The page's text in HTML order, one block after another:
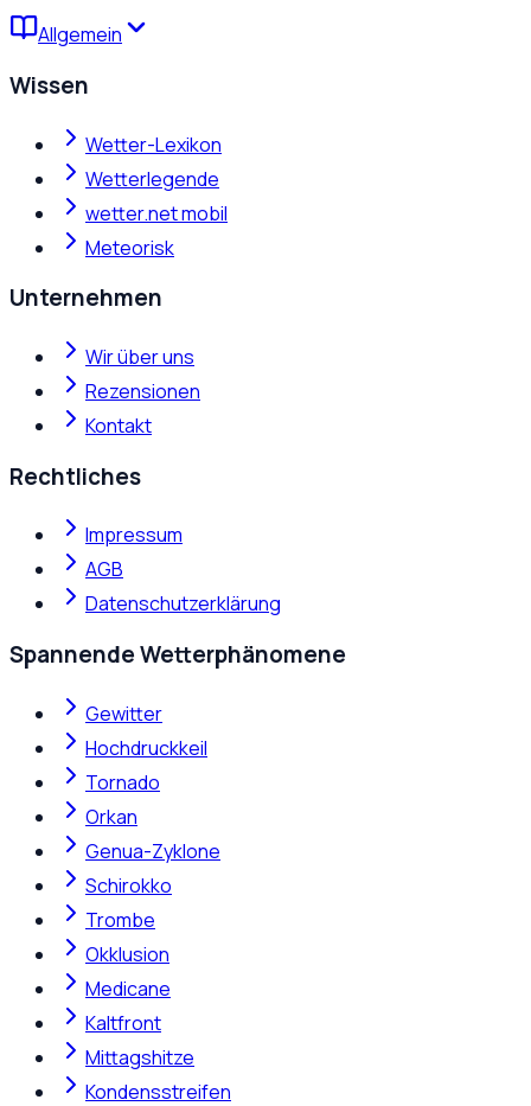
Allgemein
Wissen
Wetter-Lexikon
Wetterlegende
wetter.net mobil
Meteorisk
Unternehmen
Wir über uns
Rezensionen
Kontakt
Rechtliches
Impressum
AGB
Datenschutzerklärung
Spannende Wetterphänomene
Gewitter
Hochdruckkeil
Tornado
Orkan
Genua-Zyklone
Schirokko
Trombe
Okklusion
Medicane
Kaltfront
Mittagshitze
Kondensstreifen